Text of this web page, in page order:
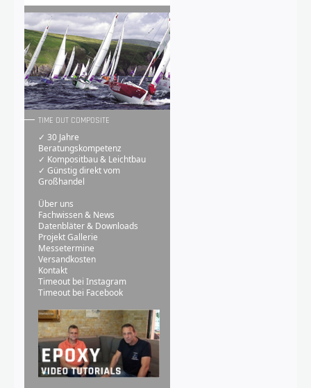
TIME OUT COMPOSITE
✓ 30 Jahre
Beratungskompetenz
✓ Kompositbau & Leichtbau
✓ Günstig direkt vom
Großhandel
Über uns
Fachwissen & News
Datenbläter & Downloads
Projekt Gallerie
Messetermine
Versandkosten
Kontakt
Timeout bei Instagram
Timeout bei Facebook